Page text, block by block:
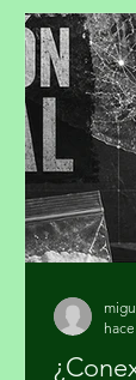
no puede
como un
Guterres
cambio